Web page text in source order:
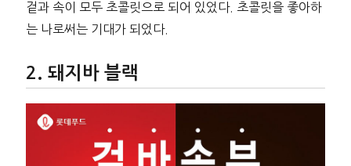
겉과 속이 모두 초콜릿으로 되어 있었다. 초콜릿을 좋아하
는 나로써는 기대가 되었다.
돼지바 블랙